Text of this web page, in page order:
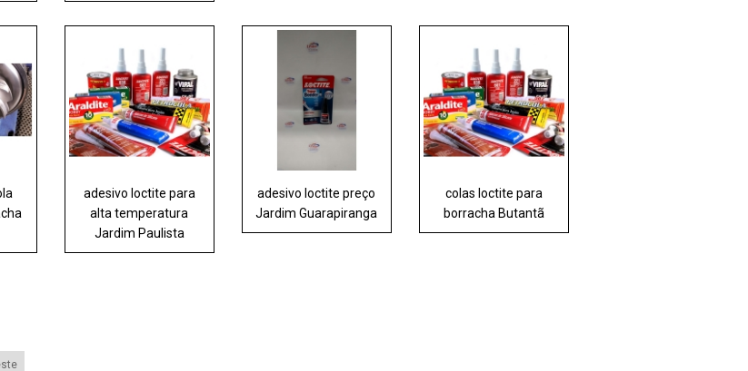
adesivo loctite para
alta temperatura
Jardim Paulista
adesivo loctite preço
Jardim Guarapiranga
colas loctite para
borracha Butantã